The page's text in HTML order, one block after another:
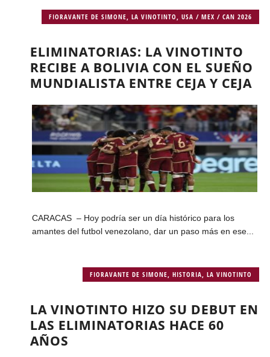
FIORAVANTE DE SIMONE ,LA VINOTINTO ,USA / MEX / CAN 2026
ELIMINATORIAS: LA VINOTINTO
RECIBE A BOLIVIA CON EL SUEÑO
MUNDIALISTA ENTRE CEJA Y CEJA
CARACAS – Hoy podría ser un día histórico para los
amantes del futbol venezolano, dar un paso más en ese...
FIORAVANTE DE SIMONE ,HISTORIA ,LA VINOTINTO
LA VINOTINTO HIZO SU DEBUT EN
LAS ELIMINATORIAS HACE 60
AÑOS